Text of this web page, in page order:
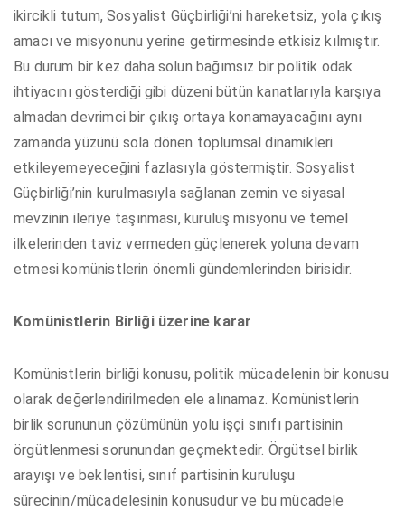
ikircikli tutum, Sosyalist Güçbirliği’ni hareketsiz, yola çıkış
amacı ve misyonunu yerine getirmesinde etkisiz kılmıştır.
Bu durum bir kez daha solun bağımsız bir politik odak
ihtiyacını gösterdiği gibi düzeni bütün kanatlarıyla karşıya
almadan devrimci bir çıkış ortaya konamayacağını aynı
zamanda yüzünü sola dönen toplumsal dinamikleri
etkileyemeyeceğini fazlasıyla göstermiştir. Sosyalist
Güçbirliği’nin kurulmasıyla sağlanan zemin ve siyasal
mevzinin ileriye taşınması, kuruluş misyonu ve temel
ilkelerinden taviz vermeden güçlenerek yoluna devam
etmesi komünistlerin önemli gündemlerinden birisidir.
Komünistlerin Birliği üzerine karar
Komünistlerin birliği konusu, politik mücadelenin bir konusu
olarak değerlendirilmeden ele alınamaz. Komünistlerin
birlik sorununun çözümünün yolu işçi sınıfı partisinin
örgütlenmesi sorunundan geçmektedir. Örgütsel birlik
arayışı ve beklentisi, sınıf partisinin kuruluşu
sürecinin/mücadelesinin konusudur ve bu mücadele